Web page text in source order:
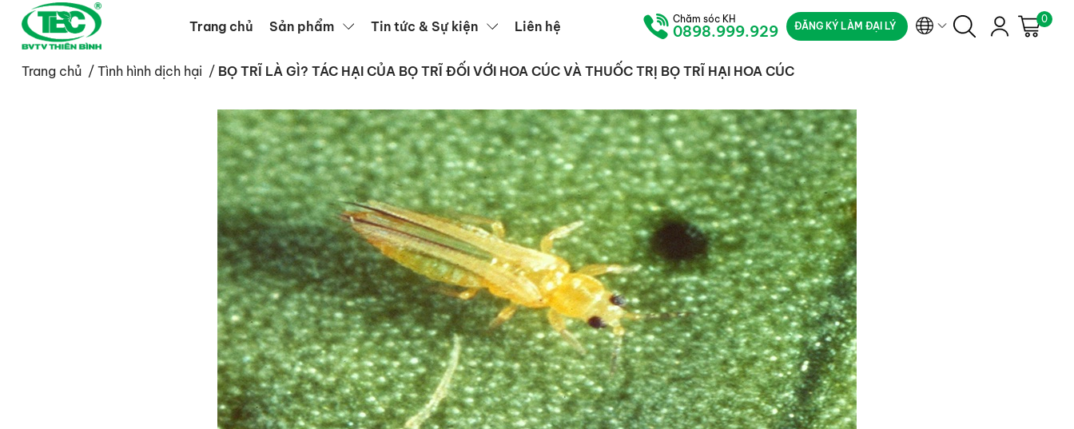
Trang chủ Sản phẩm Tin tức & Sự kiện Liên hệ Chăm sóc KH
0898.999.929 ĐĂNG KÝ LÀM ĐẠI LÝ
0
Trang chủ / Tình hình dịch hại / BỌ TRĨ LÀ GÌ? TÁC HẠI CỦA BỌ TRĨ ĐỐI VỚI HOA CÚC VÀ THUỐC TRỊ BỌ TRĨ HẠI HOA CÚC